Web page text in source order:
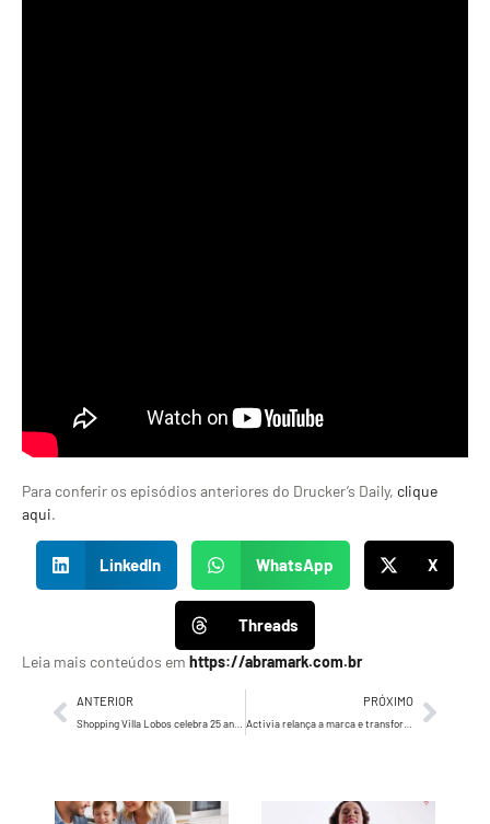
Para conferir os episódios anteriores do Drucker’s Daily, clique
aqui.
LinkedIn WhatsApp X
Threads
Leia mais conteúdos em https://abramark.com.br
ANTERIOR PRÓXIMO
Activia relança a marca e transforma autocuidado em algo simples, eficaz e acessível